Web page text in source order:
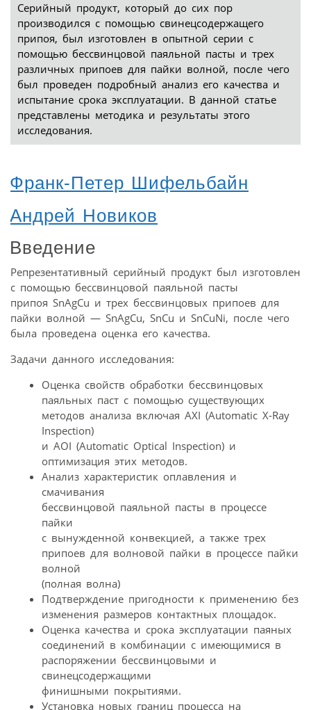
Серийный продукт, который до сих пор
производился с помощью свинецсодержащего
припоя, был изготовлен в опытной серии с
помощью бессвинцовой паяльной пасты и трех
различных припоев для пайки волной, после чего
был проведен подробный анализ его качества и
испытание срока эксплуатации. В данной статье
представлены методика и результаты этого
исследования.
Франк-Петер Шифельбайн
Андрей Новиков
Введение
Репрезентативный серийный продукт был изготовлен
с помощью бессвинцовой паяльной пасты
припоя SnAgCu и трех бессвинцовых припоев для
пайки волной — SnAgCu, SnCu и SnCuNi, после чего
была проведена оценка его качества.
Задачи данного исследования:
Оценка свойств обработки бессвинцовых
паяльных паст с помощью существующих
методов анализа включая AXI (Automatic X-Ray
Inspection)
и AOI (Automatic Optical Inspection) и
оптимизация этих методов.
Анализ характеристик оплавления и
смачивания
бессвинцовой паяльной пасты в процессе
пайки
с вынужденной конвекцией, а также трех
припоев для волновой пайки в процессе пайки
волной
(полная волна)
Подтверждение пригодности к применению без
изменения размеров контактных площадок.
Оценка качества и срока эксплуатации паяных
соединений в комбинации с имеющимися в
распоряжении бессвинцовыми и
свинецсодержащими
финишными покрытиями.
Установка новых границ процесса на